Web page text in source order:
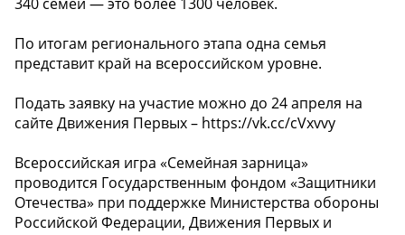
По итогам регионального этапа одна семья
представит край на всероссийском уровне.
Подать заявку на участие можно до 24 апреля на
сайте Движения Первых – https://vk.cc/cVxvvy
Всероссийская игра «Семейная зарница»
проводится Государственным фондом «Защитники
Отечества» при поддержке Министерства обороны
Российской Федерации, Движения Первых и